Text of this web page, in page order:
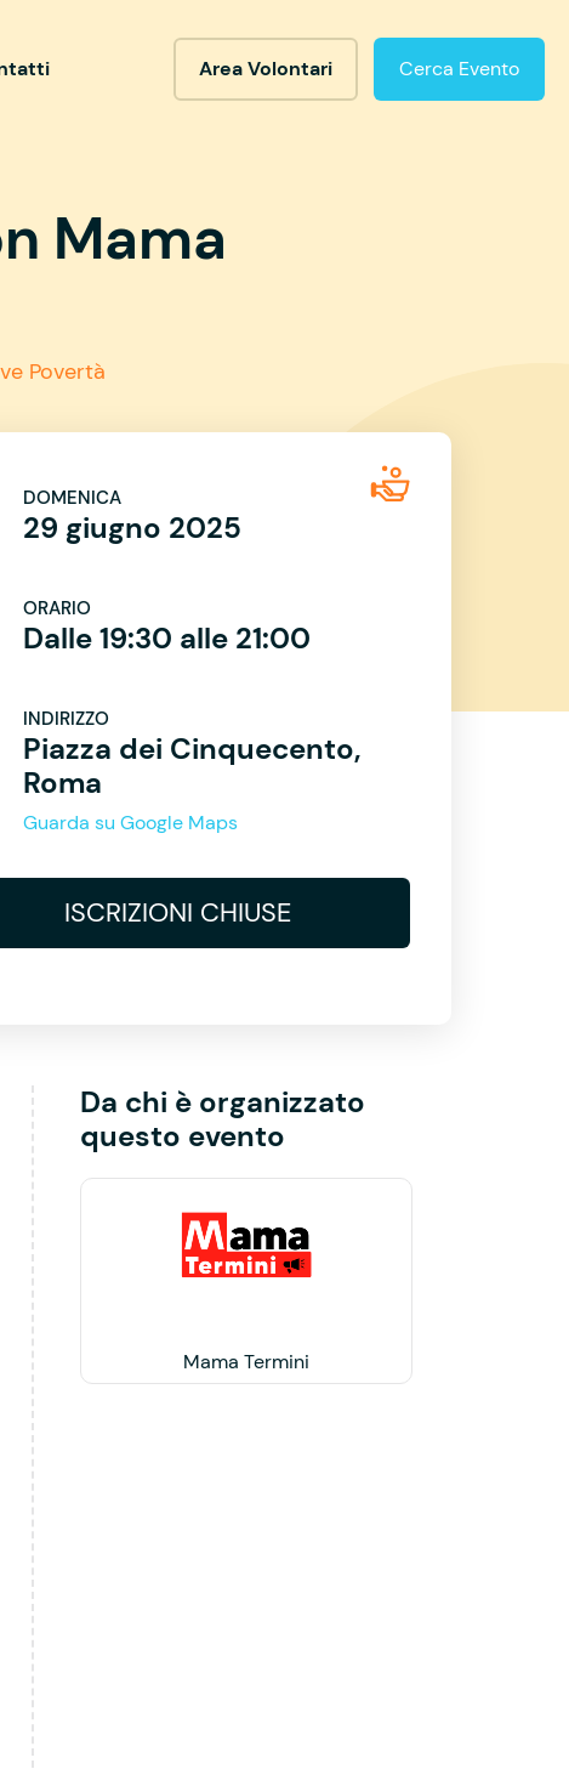
Area Volontari Cerca Evento
Mama
Povertà
DOMENICA
29 giugno 2025
ORARIO
Dalle 19:30 alle 21:00
INDIRIZZO
Piazza dei Cinquecento,
Roma
Guarda su Google Maps
ISCRIZIONI CHIUSE
Da chi è organizzato
questo evento
Mama Termini